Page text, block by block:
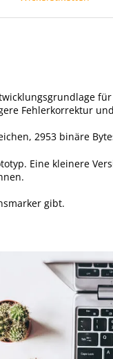
Fehlerkorrektur
2953 binäre
Eine kleinere
gibt.